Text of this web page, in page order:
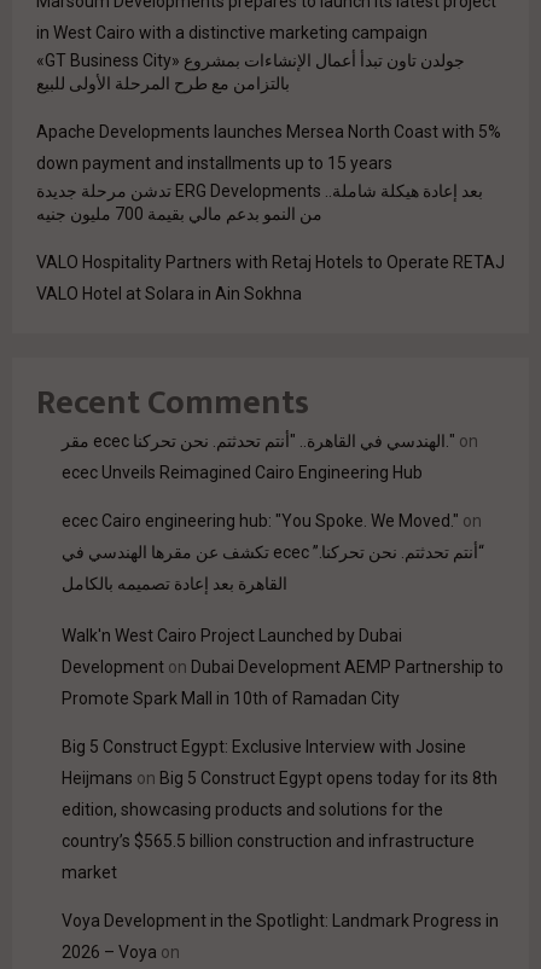
in West Cairo with a distinctive marketing campaign
جولدن تاون تبدأ أعمال الإنشاءات بمشروع «GT Business City»
بالتزامن مع طرح المرحلة الأولى للبيع
Apache Developments launches Mersea North Coast with 5%
down payment and installments up to 15 years
بعد إعادة هيكلة شاملة.. ERG Developments تدشن مرحلة جديدة
من النمو بدعم مالي بقيمة 700 مليون جنيه
VALO Hospitality Partners with Retaj Hotels to Operate RETAJ
VALO Hotel at Solara in Ain Sokhna
Recent Comments
مقر ecec الهندسي في القاهرة.. "أنتم تحدثتم. نحن تحركنا." on
ecec Unveils Reimagined Cairo Engineering Hub
ecec Cairo engineering hub: "You Spoke. We Moved." on
“أنتم تحدثتم. نحن تحركنا.” ecec تكشف عن مقرها الهندسي في
القاهرة بعد إعادة تصميمه بالكامل
Walk'n West Cairo Project Launched by Dubai
Development on Dubai Development AEMP Partnership to
Promote Spark Mall in 10th of Ramadan City
Big 5 Construct Egypt: Exclusive Interview with Josine
Heijmans on Big 5 Construct Egypt opens today for its 8th
edition, showcasing products and solutions for the
country’s $565.5 billion construction and infrastructure
market
Voya Development in the Spotlight: Landmark Progress in
2026 – Voya on